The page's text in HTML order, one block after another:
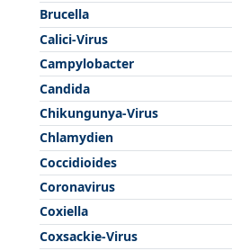
Brucella
Calici-Virus
Campylobacter
Candida
Chikungunya-Virus
Chlamydien
Coccidioides
Coronavirus
Coxiella
Coxsackie-Virus